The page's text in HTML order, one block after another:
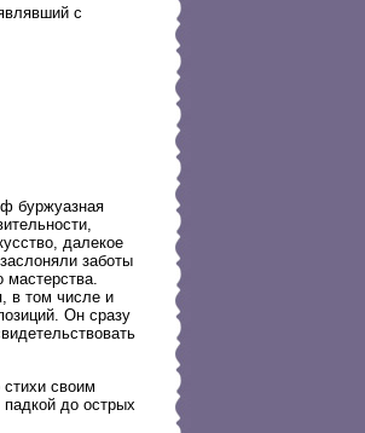
с
буржуазная
далекое
заботы
мастерства.
в том числе и
Он сразу
своим
до острых